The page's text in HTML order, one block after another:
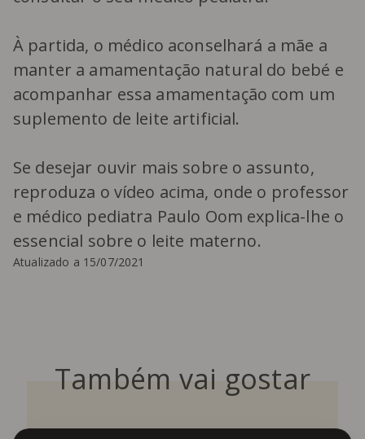
À partida, o médico aconselhará a mãe a
manter a amamentação natural do bebé e
acompanhar essa amamentação com um
suplemento de leite artificial.
Se desejar ouvir mais sobre o assunto,
reproduza o vídeo acima, onde o professor
e médico pediatra Paulo Oom explica-lhe o
essencial sobre o leite materno.
Atualizado a 15/07/2021
Também vai gostar